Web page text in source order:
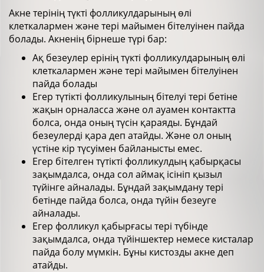
Акне терінің түкті фолликулдарының өлі
клеткалармен және тері майымен бітелуінен пайда
болады. Акненің бірнеше түрі бар:
Ақ безеулер ерінің түкті фолликулдарының өлі
клеткалармен және тері майымен бітелуінен
пайда болады
Егер түтікті фолликулының бітелуі тері бетіне
жақын орналасса және ол ауамен контактта
болса, онда оның түсін қараяды. Бұндай
безеулерді қара деп атайды. Және ол оның
үстіне кір түсуімен байланысты емес.
Егер бітелген түтікті фолликулдың қабырқасы
зақымдалса, онда сол аймақ ісініп қызыл
түйінге айналады. Бұндай зақымдану тері
бетінде пайда болса, онда түйін безеуге
айналады.
Егер фолликул қабырғасы тері түбінде
зақымдалса, онда түйіншектер немесе кисталар
пайда болу мүмкін. Бұны кистозды акне деп
атайды.